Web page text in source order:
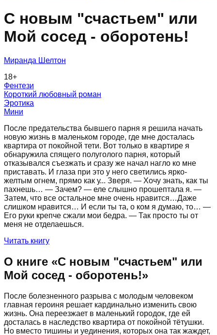
С новым "счастьем" или
Мой сосед - оборотень!
Миранда Шелтон
18+
Фентези
Короткий любовный роман
Эротика
Мини
После предательства бывшего парня я решила начать
новую жизнь в маленьком городе, где мне досталась
квартира от покойной тети. Вот только в квартире я
обнаружила спящего полуголого парня, который
отказывался съезжать и сразу же начал нагло ко мне
приставать. И глаза при это у него светились ярко-
желтым огнем, прямо как у... Зверя. — Хочу знать, как ты
пахнешь… — Зачем? — еле слышно прошептала я. —
Затем, что все остальное мне очень нравится…Даже
слишком нравится… И если ты та, о ком я думаю, то… —
Его руки крепче сжали мои бедра. — Так просто ты от
меня не отделаешься.
Читать книгу
О книге «С новым "счастьем" или
Мой сосед - оборотень!»
После болезненного разрыва с молодым человеком
главная героиня решает кардинально изменить свою
жизнь. Она переезжает в маленький городок, где ей
досталась в наследство квартира от покойной тётушки.
Но вместо тишины и уединения, которых она так жаждет,